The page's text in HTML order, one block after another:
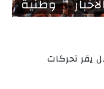
وطنية
يقر تحركات